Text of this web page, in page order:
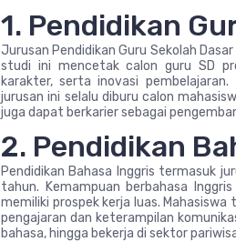
1. Pendidikan
Jurusan Pendidikan Guru Sekolah
studi ini mencetak calon guru SD
karakter, serta inovasi
jurusan ini selalu diburu calon
juga dapat berkarier sebagai
2. Pendidikan
Pendidikan Bahasa Inggris termasuk
tahun. Kemampuan berbahasa
memiliki prospek kerja luas.
pengajaran dan keterampilan
bahasa, hingga bekerja di sektor